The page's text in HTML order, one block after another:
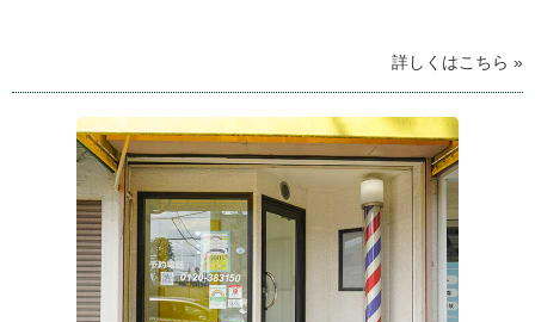
詳しくはこちら »